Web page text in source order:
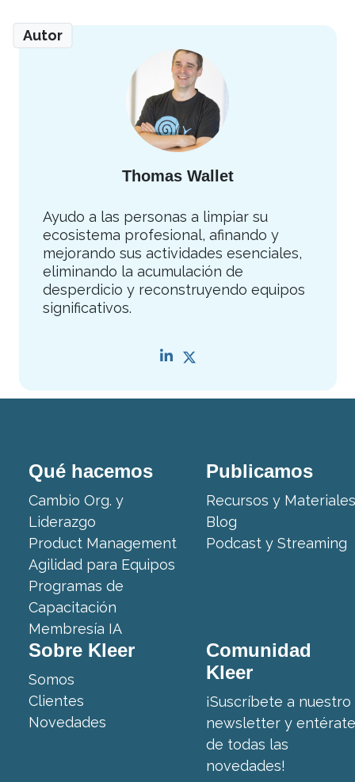
Autor
Thomas Wallet
Ayudo a las personas a limpiar su
ecosistema profesional, afinando y
mejorando sus actividades esenciales,
eliminando la acumulación de
desperdicio y reconstruyendo equipos
significativos.
Qué hacemos
Cambio Org. y
Liderazgo
Product Management
Agilidad para Equipos
Programas de
Capacitación
Membresía IA
Publicamos
Recursos y Materiales
Blog
Podcast y Streaming
Sobre Kleer
Somos
Clientes
Novedades
Comunidad
Kleer
¡Suscríbete a nuestro
newsletter y entérate
de todas las
novedades!